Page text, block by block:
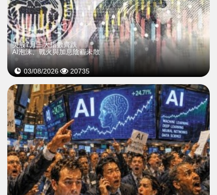
美股7月三大指數齊跌
AI泡沫、戰火與加息陰霾未散
03/08/2026 20735